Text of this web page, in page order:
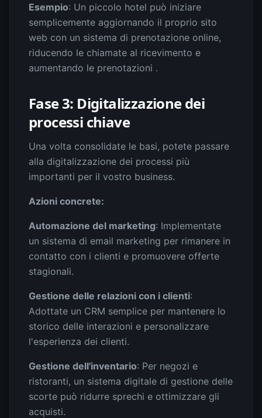
Esempio: Un piccolo hotel può iniziare
semplicemente aggiornando il proprio sito
web con un sistema di prenotazione online,
riducendo le chiamate al ricevimento e
aumentando le prenotazioni .
Fase 3: Digitalizzazione dei
processi chiave
Una volta consolidate le basi, potete passare
alla digitalizzazione dei processi più
importanti per il vostro business.
Azioni concrete:
Automazione del marketing: Implementate
un sistema di email marketing per rimanere in
contatto con i clienti e promuovere offerte
stagionali.
Gestione delle relazioni con i clienti:
Adottate un CRM semplice per mantenere lo
storico delle interazioni e personalizzare
l'esperienza dei clienti.
Gestione dell'inventario: Per negozi e
ristoranti, un sistema digitale di gestione delle
scorte può ridurre sprechi e ottimizzare gli
acquisti.